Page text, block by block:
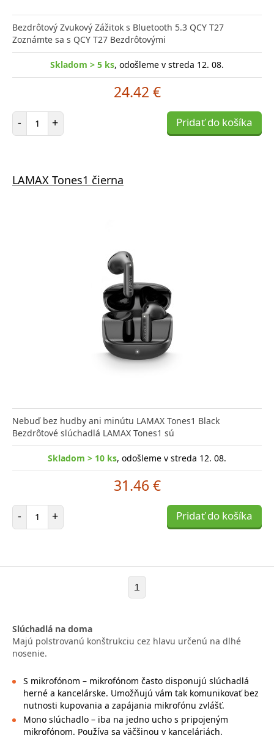
Bezdrôtový Zvukový Zážitok s Bluetooth 5.3 QCY T27
Zoznámte sa s QCY T27 Bezdrôtovými
Skladom > 5 ks, odošleme v streda 12. 08.
24.42 €
- Počet položiek
+ Pridať do košíka
LAMAX Tones1 čierna
Nebuď bez hudby ani minútu LAMAX Tones1 Black
Bezdrôtové slúchadlá LAMAX Tones1 sú
Skladom > 10 ks, odošleme v streda 12. 08.
31.46 €
- Počet položiek
+ Pridať do košíka
1
Slúchadlá na doma
Majú polstrovanú konštrukciu cez hlavu určenú na dlhé
nosenie.
S mikrofónom – mikrofónom často disponujú slúchadlá
herné a kancelárske. Umožňujú vám tak komunikovať bez
nutnosti kupovania a zapájania mikrofónu zvlášť.
Mono slúchadlo – iba na jedno ucho s pripojeným
mikrofónom. Používa sa väčšinou v kanceláriách.